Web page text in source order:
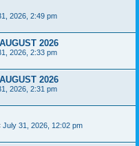
2026, 2:49 pm
2026
2026, 2:33 pm
2026
2026, 2:31 pm
July 31, 2026, 12:02 pm